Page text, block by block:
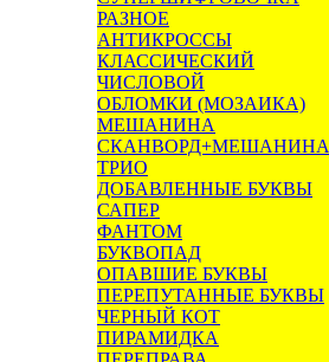
РАЗНОЕ
АНТИКРОССЫ
КЛАССИЧЕСКИЙ
ЧИСЛОВОЙ
ОБЛОМКИ (МОЗАИКА)
МЕШАНИНА
СКАНВОРД+МЕШАНИНА
ТРИО
ДОБАВЛЕННЫЕ БУКВЫ
САПЕР
ФАНТОМ
БУКВОПАД
ОПАВШИЕ БУКВЫ
ПЕРЕПУТАННЫЕ БУКВЫ
ЧЕРНЫЙ КОТ
ПИРАМИДКА